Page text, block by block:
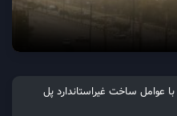
عوامل ساخت غیراستاندارد پل